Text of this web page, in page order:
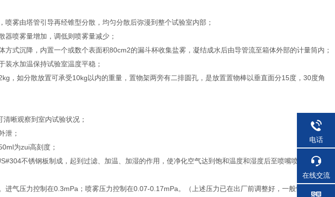
喷雾由塔管引导再经锥型分散，均匀分散后弥漫到整个试验室内部；
器喷雾量增加，调低则喷雾量减少；
方式沉降，内置一个或数个表面积80cm2的漏斗杯收集盐雾，凝结成水后由导管流至箱体外部的计量筒内；
装水加温保持试验室温度平稳；
，如分散放置可承受10kg以内的重量，置物架两旁有二排圆孔，是放置置物棒以垂直面分15度，30度角
晰观察到室内试验状况；
泄；
为zui高刻度；
不锈钢板制成，起到过滤、加温、加湿的作用，使净化空气达到饱和温度和湿度后至喷嘴喷雾,饱和器
进气压力控制在0.3mPa；喷雾压力控制在0.07-0.17mPa。（上述压力已在出厂前调整好，一般情况下用户
电话
在线交流